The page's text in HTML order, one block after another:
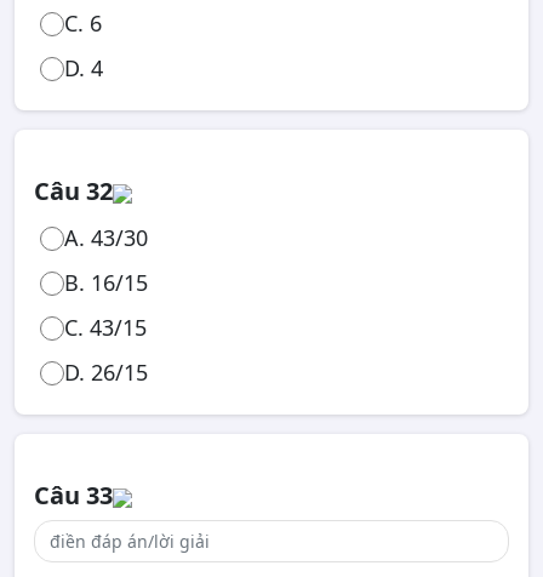
C. 6
D. 4
Câu 32
A. 43/30
B. 16/15
C. 43/15
D. 26/15
Câu 33